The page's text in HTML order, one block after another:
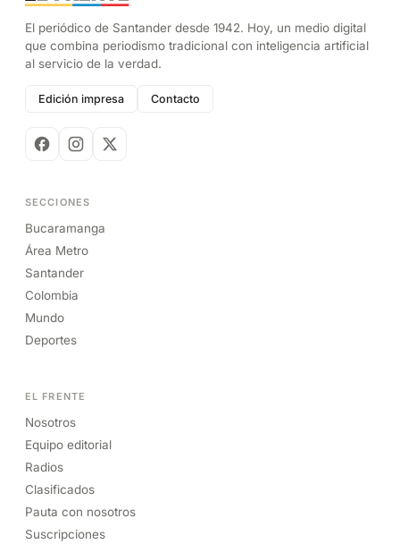
El periódico de Santander desde 1942. Hoy, un medio digital
que combina periodismo tradicional con inteligencia artificial
al servicio de la verdad.
Edición impresa Contacto
SECCIONES
Bucaramanga
Área Metro
Santander
Colombia
Mundo
Deportes
EL FRENTE
Nosotros
Equipo editorial
Radios
Clasificados
Pauta con nosotros
Suscripciones